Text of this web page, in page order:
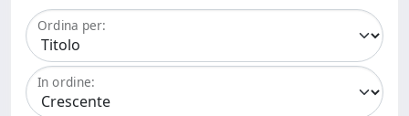
Ordina per:
In ordine: